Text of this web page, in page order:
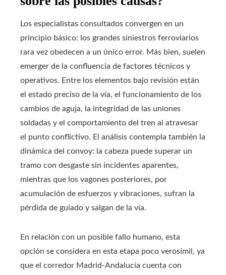
Los especialistas consultados convergen en un
principio básico: los grandes siniestros ferroviarios
rara vez obedecen a un único error. Más bien, suelen
emerger de la confluencia de factores técnicos y
operativos. Entre los elementos bajo revisión están
el estado preciso de la vía, el funcionamiento de los
cambios de aguja, la integridad de las uniones
soldadas y el comportamiento del tren al atravesar
el punto conflictivo. El análisis contempla también la
dinámica del convoy: la cabeza puede superar un
tramo con desgaste sin incidentes aparentes,
mientras que los vagones posteriores, por
acumulación de esfuerzos y vibraciones, sufran la
pérdida de guiado y salgan de la vía.
En relación con un posible fallo humano, esta
opción se considera en esta etapa poco verosímil, ya
que el corredor Madrid-Andalucía cuenta con